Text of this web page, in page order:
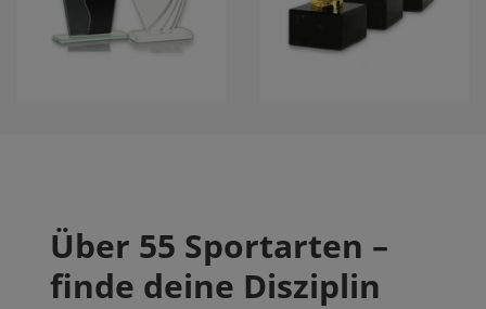
Über 55 Sportarten –
finde deine Disziplin